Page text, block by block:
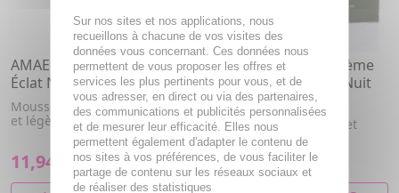
AMAE Am-Fresh - Mousse
Éclat Nettoyante 200ml
Mousse nettoyante onctueuse
et légère
11,94€ 23,88€
AMAE Am-Divine - Crème
Exquise Repulpante Nuit
pot 50ml
La peau est lumineuse et
repulpée.
25,50€ 51€
Sur nos sites et nos applications, nous
recueillons à chacune de vos visites des
données vous concernant. Ces données nous
permettent de vous proposer les offres et
services les plus pertinents pour vous, et de
vous adresser, en direct ou via des partenaires,
des communications et publicités personnalisées
et de mesurer leur efficacité. Elles nous
permettent également d'adapter le contenu de
nos sites à vos préférences, de vous faciliter le
partage de contenu sur les réseaux sociaux et
de réaliser des statistiques